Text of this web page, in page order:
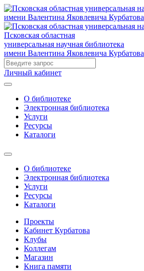
Псковская областная
универсальная научная библиотека
имени Валентина Яковлевича Курбатова
Личный кабинет
О библиотеке
Электронная библиотека
Услуги
Ресурсы
Каталоги
О библиотеке
Электронная библиотека
Услуги
Ресурсы
Каталоги
Проекты
Кабинет Курбатова
Клубы
Коллегам
Магазин
Книга памяти